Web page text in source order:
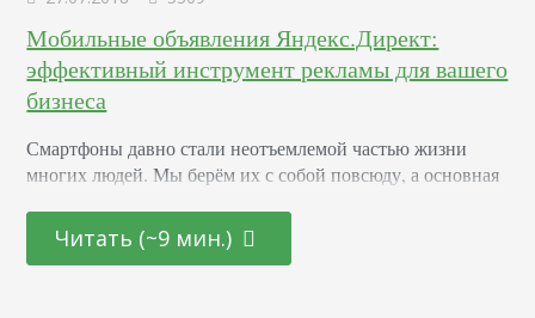
Мобильные объявления Яндекс.Директ:
эффективный инструмент рекламы для вашего
бизнеса
Смартфоны давно стали неотъемлемой частью жизни
многих людей. Мы берём их с собой повсюду, а основная
второй план. Ведь здесь и камера, и фоторедактор, и даже
поисковик, с помощью которого можно быстро найти
Читать (~9 мин.)